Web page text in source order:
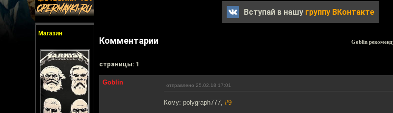
Магазин
Вступай в нашу группу ВКонтакте
Комментарии Goblin
cтраницы: 1
Goblin отправлено 25.02.18 17:01
Кому: polygraph777, #9